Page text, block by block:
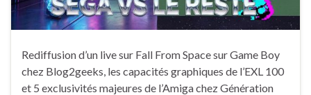
Rediffusion d’un live sur Fall From Space sur Game Boy
chez Blog2geeks, les capacités graphiques de l’EXL 100
et 5 exclusivités majeures de l’Amiga chez Génération